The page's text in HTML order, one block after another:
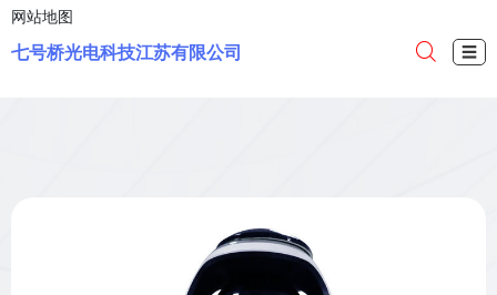
网站地图
七号桥光电科技江苏有限公司 ☰